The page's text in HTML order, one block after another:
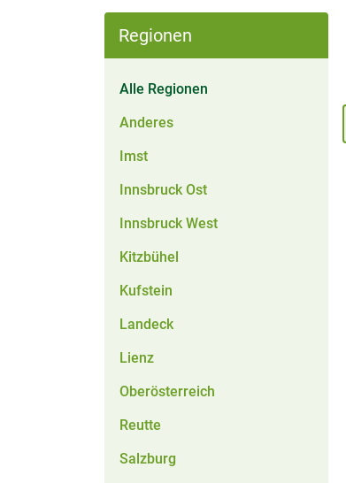
Regionen
Alle Regionen
Anderes
Imst
Innsbruck Ost
Innsbruck West
Kitzbühel
Kufstein
Landeck
Lienz
Oberösterreich
Reutte
Salzburg